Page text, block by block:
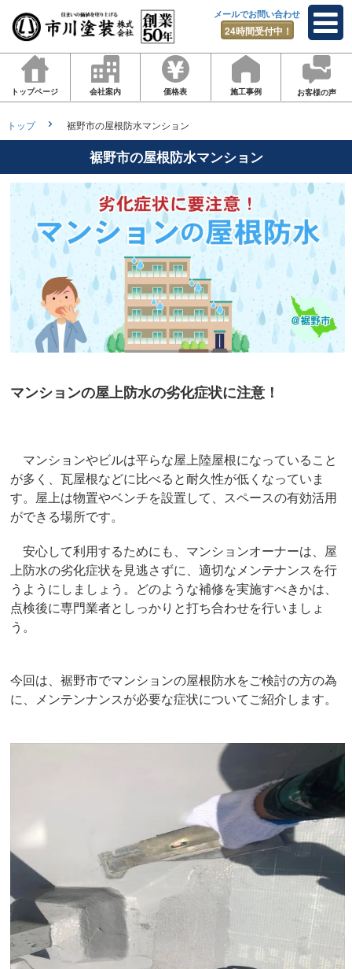
メールでお問い合わせ
24時間受付中！
トップページ 会社案内 価格表 施工事例 お客様の声
トップ 裾野市の屋根防水マンション
裾野市の屋根防水マンション
マンションの屋上防水の劣化症状に注意！
マンションやビルは平らな屋上陸屋根になっていること
が多く、瓦屋根などに比べると耐久性が低くなっていま
す。屋上は物置やベンチを設置して、スペースの有効活用
ができる場所です。
安心して利用するためにも、マンションオーナーは、屋
上防水の劣化症状を見逃さずに、適切なメンテナンスを行
うようにしましょう。どのような補修を実施すべきかは、
点検後に専門業者としっかりと打ち合わせを行いましょ
う。
今回は、裾野市でマンションの屋根防水をご検討の方の為
に、メンテンナンスが必要な症状についてご紹介します。